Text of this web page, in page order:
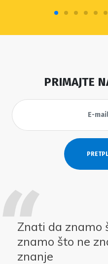
PRIMAJTE
Znati da znamo
znamo što ne
znanje